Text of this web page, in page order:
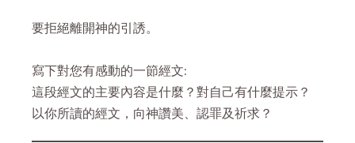
要拒絕離開神的引誘。
寫下對您有感動的一節經文:
這段經文的主要內容是什麼？對自己有什麼提示？
以你所讀的經文，向神讚美、認罪及祈求？